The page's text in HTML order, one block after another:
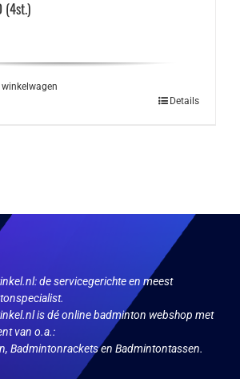
(4st.)
Details
de servicegerichte en meest
is dé online badminton webshop met
van o.a.:
Badmintonrackets en Badmintontassen.